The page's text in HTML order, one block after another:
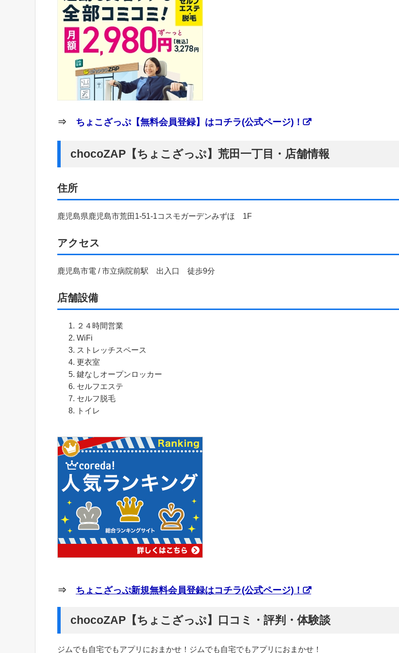
⇒ ちょこざっぷ【無料会員登録】はコチラ(公式ページ)！
chocoZAP【ちょこざっぷ】荒田一丁目・店舗情報
住所
鹿児島県鹿児島市荒田1-51-1コスモガーデンみずほ 1F
アクセス
鹿児島市電 / 市立病院前駅 出入口 徒歩9分
店舗設備
２４時間営業
WiFi
ストレッチスペース
更衣室
鍵なしオープンロッカー
セルフエステ
セルフ脱毛
トイレ
⇒ ちょこざっぷ新規無料会員登録はコチラ(公式ページ)！
chocoZAP【ちょこざっぷ】口コミ・評判・体験談
ジムでも自宅でもアプリにおまかせ！ジムでも自宅でもアプリにおまかせ！